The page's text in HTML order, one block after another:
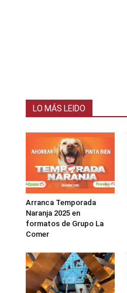
LO MÁS LEIDO
Arranca Temporada
Naranja 2025 en
formatos de Grupo La
Comer